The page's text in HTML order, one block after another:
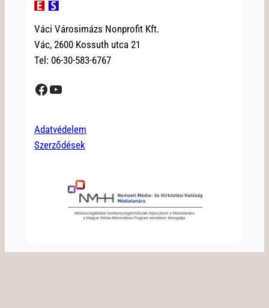
Váci Városimázs Nonprofit Kft.
Vác, 2600 Kossuth utca 21
Tel: 06-30-583-6767
Facebook YouTube
Adatvédelem
Szerződések